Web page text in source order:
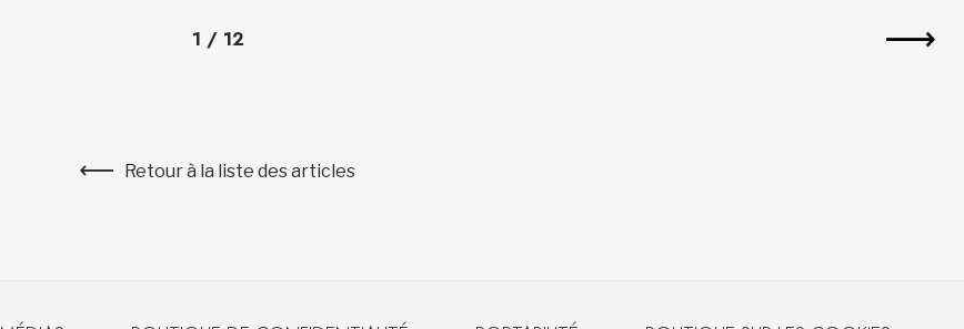
1 / 12
Retour à la liste des articles